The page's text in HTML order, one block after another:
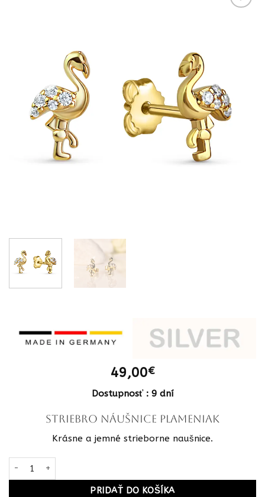
49,00€
Dostupnosť : 9 dní
STRIEBRO Náušnice plameniak
Krásne a jemné strieborne naušnice.
množstvo STRIEBRO Náušnice plameniak s 10 zirkónmi
PRIDAŤ DO KOŠÍKA